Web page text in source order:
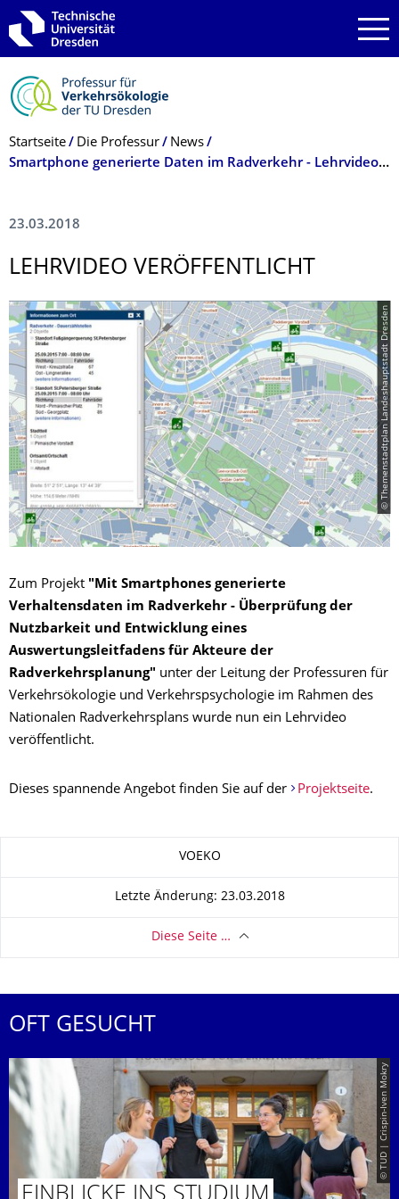
Zur Hauptnavigation springen
Zur Suche springen
Zum Inhalt springen
Breadcrumb-Menü
Startseite Die Professur
News
Smartphone generierte Daten im Radverkehr - Lehrvideo ­veröffentlicht
23.03.2018
LEHRVIDEO VERÖFFENTLICHT
© Themenstadtplan Landeshauptstadt Dresden
Zum Projekt "Mit Smartphones generierte
Verhaltensdaten im Radverkehr - Überprüfung der
Nutzbarkeit und Entwicklung eines
Auswertungsleitfadens für Akteure der
Radverkehrsplanung" unter der Leitung der Professuren für
Verkehrsökologie und Verkehrspsychologie im Rahmen des
Nationalen Radverkehrsplans wurde nun ein Lehrvideo
veröffentlicht.
Dieses spannende Angebot finden Sie auf der Projektseite.
VOEKO
Letzte Änderung: 23.03.2018
Diese Seite …
OFT GESUCHT
© TUD | Crispin-Iven Mokry